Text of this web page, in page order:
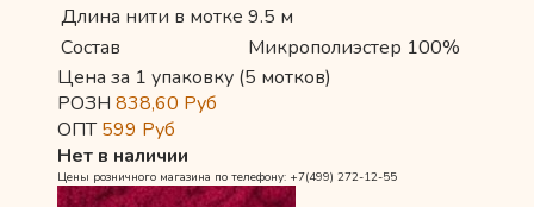
Длина нити в мотке 9.5 м
Состав
Микрополиэстер 100%
Цена за 1 упаковку (5 мотков)
РОЗН 838,60 Руб
ОПТ599 Руб
Нет в наличии
Цены розничного магазина по телефону: +7(499) 272-12-55